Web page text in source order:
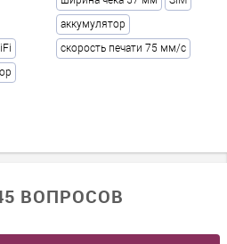
часов
аккумулятор
скорость печати 75 мм/с
ВОПРОСОВ